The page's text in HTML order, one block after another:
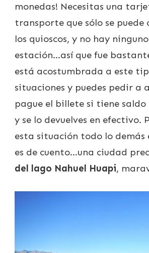
monedas! Necesitas una
transporte que sólo se puede
los quioscos, y no hay
estación…así que fue
está acostumbrada a este
situaciones y puedes pedir a
pague el billete si tiene
y se lo devuelves en efectivo.
esta situación todo lo demás
es de cuento…una ciudad
del lago Nahuel Huapi,